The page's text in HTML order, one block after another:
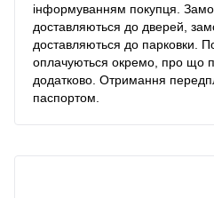
інформуванням покупця.
доставляються до дверей,
доставляються до парковки.
оплачуються окремо, про що
додатково. Отримання
паспортом.